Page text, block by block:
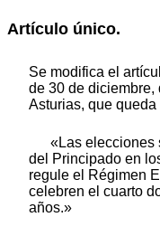
Artículo único.
Se modifica el
de 30 de diciembre,
Asturias, que
«Las elecciones
del Principado en
regule el Régimen
celebren el cuarto
años.»